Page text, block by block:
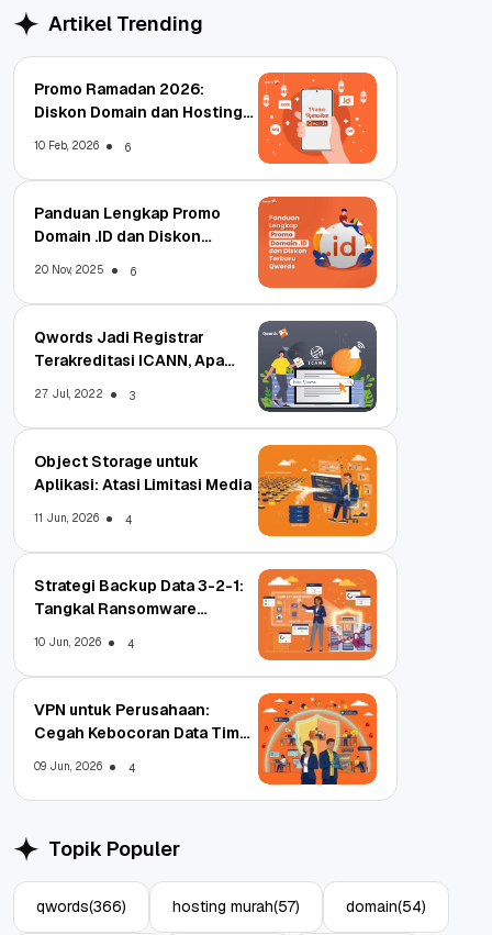
Artikel Trending
Promo Ramadan 2026:
Diskon Domain dan Hosting
10 Feb, 2026 6
Panduan Lengkap Promo
Domain .ID dan Diskon
20 Nov, 2025 6
Qwords Jadi Registrar
Terakreditasi ICANN, Apa
27 Jul, 2022 3
Object Storage untuk
Aplikasi: Atasi Limitasi Media
11 Jun, 2026 4
Strategi Backup Data 3-2-1:
Tangkal Ransomware
10 Jun, 2026 4
VPN untuk Perusahaan:
Cegah Kebocoran Data Tim
09 Jun, 2026 4
Topik Populer
qwords(366) hosting murah(57) domain(54)